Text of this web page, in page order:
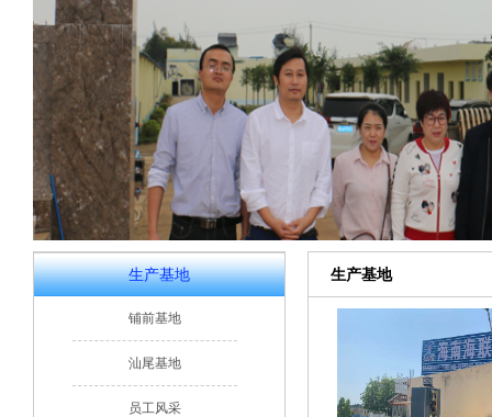
生产基地
铺前基地
汕尾基地
员工风采
生产基地